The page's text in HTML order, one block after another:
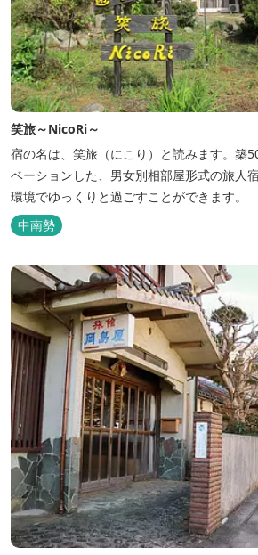
笑旅～NicoRi～
宿の名は、笑旅（にこり）と読みます。築
ベーションした、男女別相部屋形式の旅人
環境でゆっくりと過ごすことができます。
中南勢